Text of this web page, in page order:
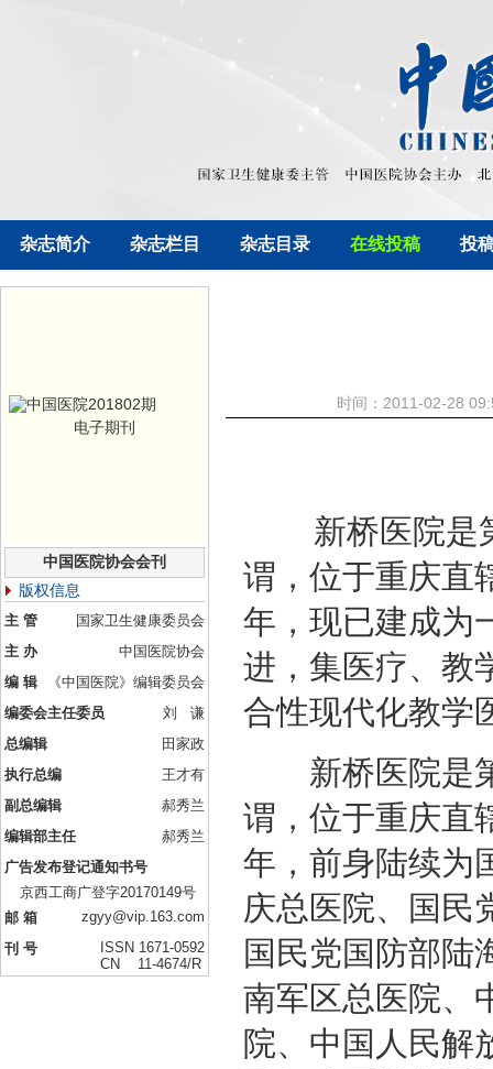
杂志简介 杂志栏目 杂志目录 在线投稿 投
电子期刊
中国医院协会会刊
版权信息
主 管
国家卫生健康委员会
主 办
中国医院协会
编 辑
《中国医院》编辑委员会
编委会主任委员
刘 谦
总编辑
田家政
执行总编
王才有
副总编辑
郝秀兰
编辑部主任
郝秀兰
广告发布登记通知书号
京西工商广登字20170149号
邮 箱
zgyy@vip.163.com
刊 号
ISSN 1671-0592
CN 11-4674/R
时间：2011-02-28
新桥医院是第
谓，位于重庆直
年，现已建成为
进，集医疗、教
合性现代化教学
新桥医院是第
谓，位于重庆直
年，前身陆续为
庆总医院、国民
国民党国防部陆
南军区总医院、
院、中国人民解